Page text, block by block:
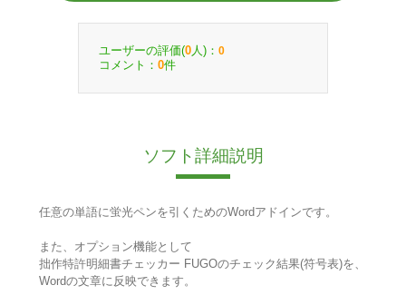
ユーザーの評価(0 人)： 0
コメント： 0件
ソフト詳細説明
任意の単語に蛍光ペンを引くためのWordアドインです。
また、オプション機能として
拙作特許明細書チェッカー FUGOのチェック結果(符号表)を、
Wordの文章に反映できます。